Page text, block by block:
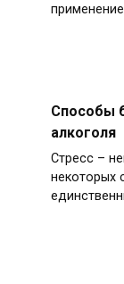
Способы
алкоголя
Стресс –
некоторых